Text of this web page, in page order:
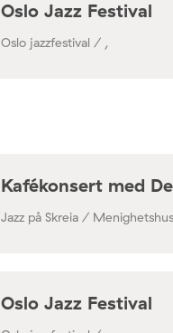
Oslo Jazz Festival
Oslo jazzfestival / ,
Kafékonsert med
Jazz på Skreia /
Oslo Jazz Festival